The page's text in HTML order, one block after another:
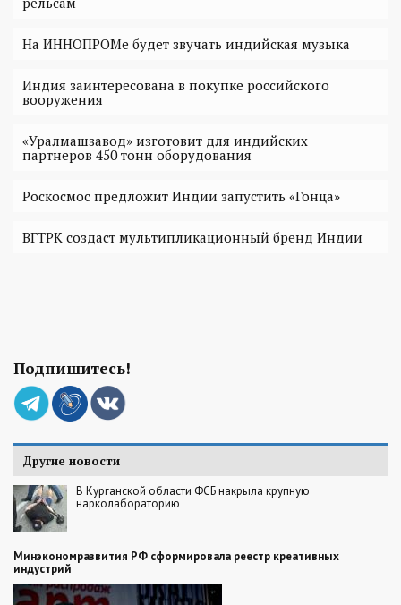
На ИННОПРОМе будет звучать индийская музыка
Индия заинтересована в покупке российского
вооружения
«Уралмашзавод» изготовит для индийских
партнеров 450 тонн оборудования
Роскосмос предложит Индии запустить «Гонца»
ВГТРК создаст мультипликационный бренд Индии
Подпишитесь!
Другие новости
В Курганской области ФСБ накрыла крупную
нарколабораторию
Минэкономразвития РФ сформировала реестр креативных
индустрий